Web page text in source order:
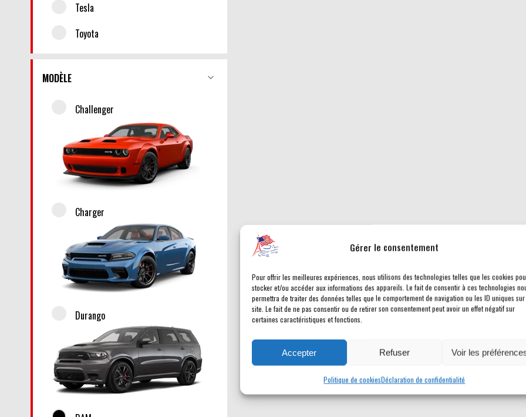
Gérer le consentement
Pour offrir les meilleures expériences, nous utilisons des technologies telles que les cookies
stocker et/ou accéder aux informations des appareils. Le fait de consentir à ces technologies
permettra de traiter des données telles que le comportement de navigation ou les ID uniques
site. Le fait de ne pas consentir ou de retirer son consentement peut avoir un effet négatif sur
certaines caractéristiques et fonctions.
Accepter Refuser Voir les
Politique de cookiesDéclaration de confidentialité
Tesla
Toyota
MODÈLE
Challenger
Charger
Durango